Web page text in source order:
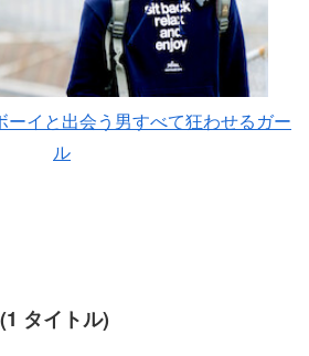
ーイと出会う男すべて狂わせるガー
ル
タイトル)